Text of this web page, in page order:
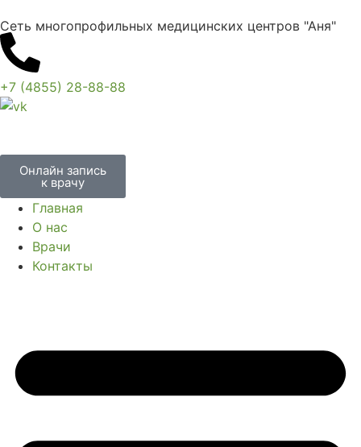
Сеть многопрофильных медицинских центров "Аня"
+7 (4855) 28-88-88
Онлайн запись
к врачу
Главная
О нас
Врачи
Контакты